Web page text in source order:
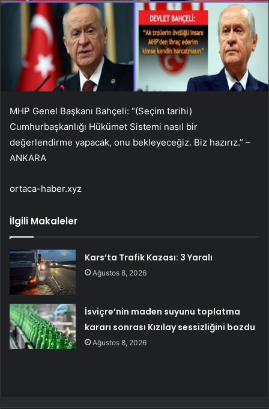
MHP Genel Başkanı Bahçeli: “(Seçim tarihi)
Cumhurbaşkanlığı Hükümet Sistemi nasıl bir
değerlendirme yapacak, onu bekleyeceğiz. Biz hazırız.” –
ANKARA
ortaca-haber.xyz
İlgili Makaleler
Kars’ta Trafik Kazası: 3 Yaralı
Ağustos 8, 2026
İsviçre’nin maden suyunu toplatma
kararı sonrası Kızılay sessizliğini bozdu
Ağustos 8, 2026